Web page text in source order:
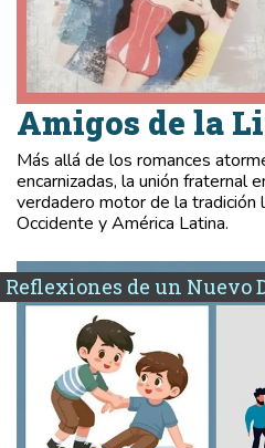
Amigos de la
Más allá de los romances
encarnizadas, la unión fraternal
verdadero motor de la tradición
Occidente y América Latina.
Reflexiones de un Nuevo